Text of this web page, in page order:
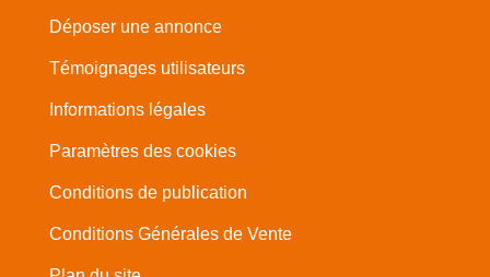
Déposer une annonce
Témoignages utilisateurs
Informations légales
Paramètres des cookies
Conditions de publication
Conditions Générales de Vente